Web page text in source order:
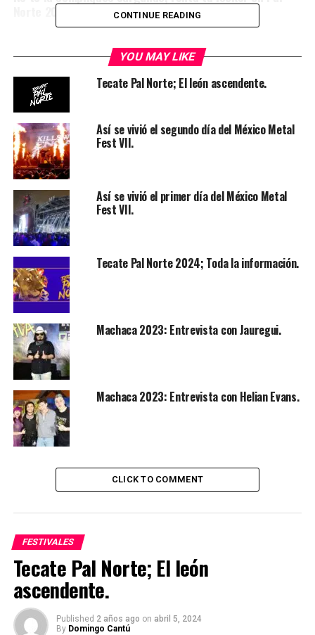
Norte 2023.
CONTINUE READING
YOU MAY LIKE
Tecate Pal Norte; El león ascendente.
Así se vivió el segundo día del México Metal
Fest VII.
Así se vivió el primer día del México Metal
Fest VII.
Tecate Pal Norte 2024; Toda la información.
Machaca 2023: Entrevista con Jauregui.
Machaca 2023: Entrevista con Helian Evans.
CLICK TO COMMENT
FESTIVALES
Tecate Pal Norte; El león
ascendente.
Published 2 años ago on abril 5, 2024
By Domingo Cantú